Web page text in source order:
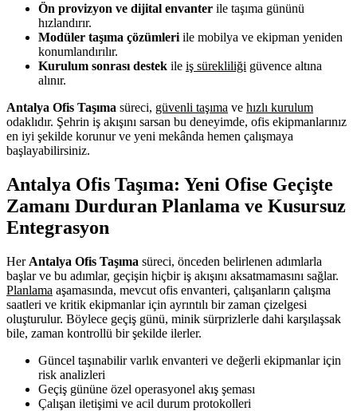
Ön provizyon ve dijital envanter ile taşıma gününü
hızlandırır.
Modüler taşıma çözümleri ile mobilya ve ekipman yeniden
konumlandırılır.
Kurulum sonrası destek ile iş sürekliliği güvence altına
alınır.
Antalya Ofis Taşıma süreci, güvenli taşıma ve hızlı kurulum
odaklıdır. Şehrin iş akışını sarsan bu deneyimde, ofis ekipmanlarınız
en iyi şekilde korunur ve yeni mekânda hemen çalışmaya
başlayabilirsiniz.
Antalya Ofis Taşıma: Yeni Ofise Geçişte
Zamanı Durduran Planlama ve Kusursuz
Entegrasyon
Her Antalya Ofis Taşıma süreci, önceden belirlenen adımlarla
başlar ve bu adımlar, geçişin hiçbir iş akışını aksatmamasını sağlar.
Planlama aşamasında, mevcut ofis envanteri, çalışanların çalışma
saatleri ve kritik ekipmanlar için ayrıntılı bir zaman çizelgesi
oluşturulur. Böylece geçiş günü, minik sürprizlerle dahi karşılaşsak
bile, zaman kontrollü bir şekilde ilerler.
Güncel taşınabilir varlık envanteri ve değerli ekipmanlar için
risk analizleri
Geçiş gününe özel operasyonel akış şeması
Çalışan iletişimi ve acil durum protokolleri